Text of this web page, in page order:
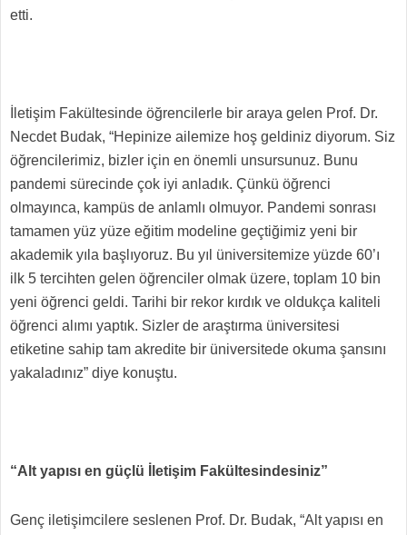
etti.
İletişim Fakültesinde öğrencilerle bir araya gelen Prof. Dr.
Necdet Budak, “Hepinize ailemize hoş geldiniz diyorum. Siz
öğrencilerimiz, bizler için en önemli unsursunuz. Bunu
pandemi sürecinde çok iyi anladık. Çünkü öğrenci
olmayınca, kampüs de anlamlı olmuyor. Pandemi sonrası
tamamen yüz yüze eğitim modeline geçtiğimiz yeni bir
akademik yıla başlıyoruz. Bu yıl üniversitemize yüzde 60’ı
ilk 5 tercihten gelen öğrenciler olmak üzere, toplam 10 bin
yeni öğrenci geldi. Tarihi bir rekor kırdık ve oldukça kaliteli
öğrenci alımı yaptık. Sizler de araştırma üniversitesi
etiketine sahip tam akredite bir üniversitede okuma şansını
yakaladınız” diye konuştu.
“Alt yapısı en güçlü İletişim Fakültesindesiniz”
Genç iletişimcilere seslenen Prof. Dr. Budak, “Alt yapısı en